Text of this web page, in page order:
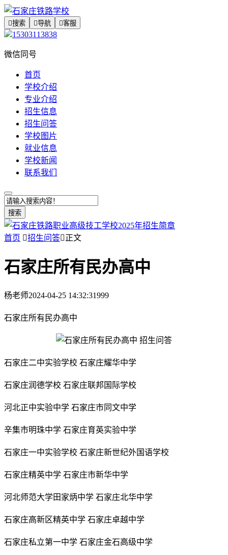
搜索 导航 客服
15303113838
微信同号
首页
学校介绍
专业介绍
招生信息
招生问答
学校图片
就业信息
学校新闻
联系我们
搜索
首页 招生问答正文
石家庄所有民办高中
杨老师2024-04-25 14:32:31999
石家庄所有民办高中
石家庄二中实验学校 石家庄耀华中学
石家庄润德学校 石家庄联邦国际学校
河北正中实验中学 石家庄市同文中学
辛集市明珠中学 石家庄育英实验中学
石家庄一中实验学校 石家庄新世纪外国语学校
石家庄精英中学 石家庄市新华中学
河北师范大学田家炳中学 石家庄北华中学
石家庄高新区精英中学 石家庄卓越中学
石家庄私立第一中学 石家庄金石高级中学